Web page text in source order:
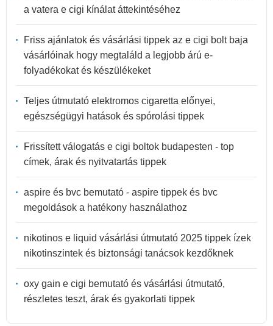
a vatera e cigi kínálat áttekintéséhez
Friss ajánlatok és vásárlási tippek az e cigi bolt baja
vásárlóinak hogy megtaláld a legjobb árú e-
folyadékokat és készülékeket
Teljes útmutató elektromos cigaretta előnyei,
egészségügyi hatások és spórolási tippek
Frissített válogatás e cigi boltok budapesten - top
címek, árak és nyitvatartás tippek
aspire és bvc bemutató - aspire tippek és bvc
megoldások a hatékony használathoz
nikotinos e liquid vásárlási útmutató 2025 tippek ízek
nikotinszintek és biztonsági tanácsok kezdőknek
oxy gain e cigi bemutató és vásárlási útmutató,
részletes teszt, árak és gyakorlati tippek